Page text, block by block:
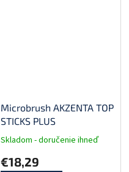
Microbrush AKZENTA TOP
STICKS PLUS
Skladom - doručenie ihneď
€18,29